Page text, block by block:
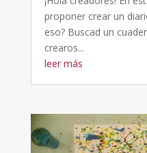
proponer crear un
eso? Buscad un
crearos...
leer más